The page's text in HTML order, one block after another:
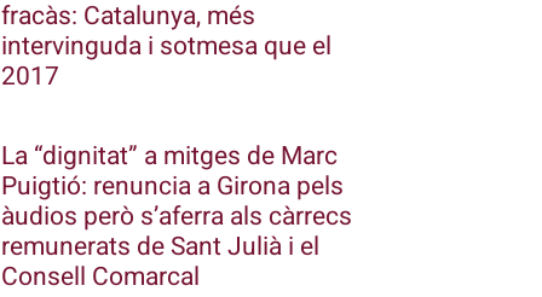
fracàs: Catalunya, més
intervinguda i sotmesa que el
2017
La “dignitat” a mitges de Marc
Puigtió: renuncia a Girona pels
àudios però s’aferra als càrrecs
remunerats de Sant Julià i el
Consell Comarcal